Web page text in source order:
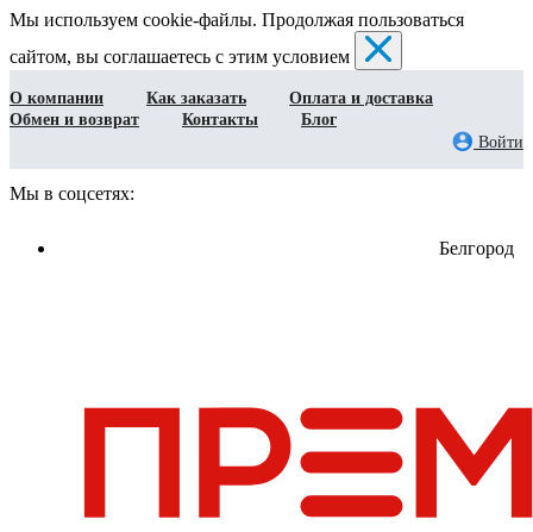
Мы используем cookie-файлы. Продолжая пользоваться
сайтом, вы соглашаетесь с этим условием
О компании Как заказать
Оплата и доставка
Обмен и возврат
Контакты
Блог
Войти
Мы в соцсетях:
Белгород